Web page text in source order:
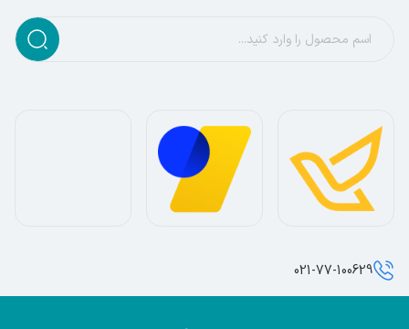
021-77-100629